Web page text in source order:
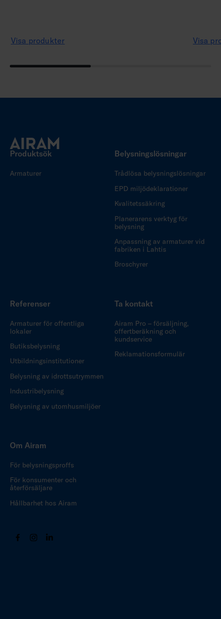
Visa produkter Visa
Produktsök
Armaturer
Belysningslösningar
Trådlösa belysningslösningar
EPD miljödeklarationer
Kvalitetssäkring
Planerarens verktyg för
belysning
Anpassning av armaturer vid
fabriken i Lahtis
Broschyrer
Referenser
Armaturer för offentliga
lokaler
Butiksbelysning
Utbildningsinstitutioner
Belysning av idrottsutrymmen
Industribelysning
Belysning av utomhusmiljöer
Ta kontakt
Airam Pro – försäljning,
offertberäkning och
kundservice
Reklamationsformulär
Om Airam
För belysningsproffs
För konsumenter och
återförsäljare
Hållbarhet hos Airam